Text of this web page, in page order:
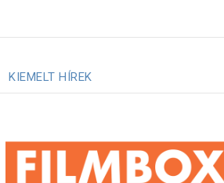
KIEMELT HÍREK